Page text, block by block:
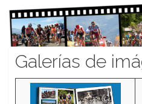
Galerías de